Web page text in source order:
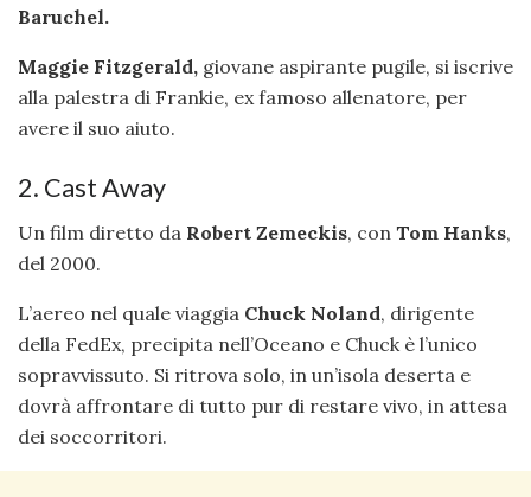
Baruchel.
Maggie Fitzgerald, giovane aspirante pugile, si iscrive
alla palestra di Frankie, ex famoso allenatore, per
avere il suo aiuto.
2. Cast Away
Un film diretto da Robert Zemeckis, con Tom Hanks,
del 2000.
L’aereo nel quale viaggia Chuck Noland, dirigente
della FedEx, precipita nell’Oceano e Chuck è l’unico
sopravvissuto. Si ritrova solo, in un’isola deserta e
dovrà affrontare di tutto pur di restare vivo, in attesa
dei soccorritori.